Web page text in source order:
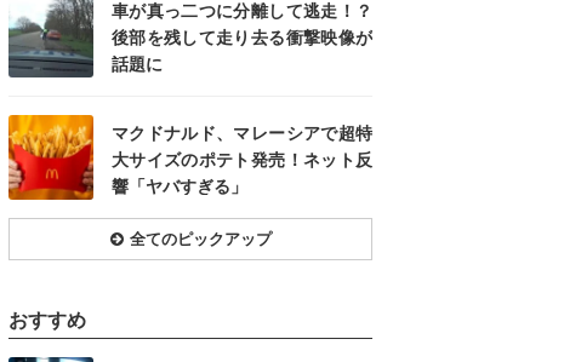
車が真っ二つに分離して逃走！？
後部を残して走り去る衝撃映像が
話題に
マクドナルド、マレーシアで超特
大サイズのポテト発売！ネット反
響「ヤバすぎる」
全てのピックアップ
おすすめ